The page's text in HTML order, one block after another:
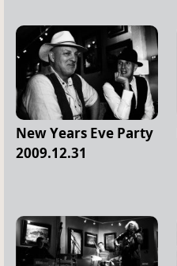
New Years Eve Party
2009.12.31